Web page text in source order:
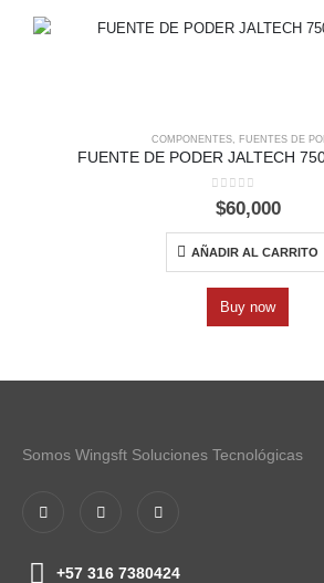
COMPONENTES, FUENTES DE
FUENTE DE PODER JALTECH
0out of 5
$60,000
AÑADIR AL CARRITO
Buy now
Somos Wingsft Soluciones Tecnológicas
+57 316 7380424